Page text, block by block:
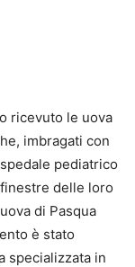
ricevuto le uova
imbragati con
pediatrico
delle loro
di Pasqua
è stato
specializzata in